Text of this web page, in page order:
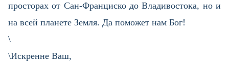
просторах от Сан-Франциско до Владивостока, но и
на всей планете Земля. Да поможет нам Бог!
\​
\Искренне Ваш,